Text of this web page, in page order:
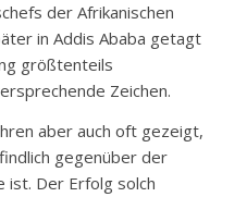
der Afrikanischen
in Addis Ababa getagt
größtenteils
Zeichen.
aber auch oft gezeigt,
gegenüber der
ist. Der Erfolg solch